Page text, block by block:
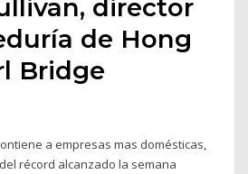
director
de Hong
Bridge
a empresas mas domésticas,
récord alcanzado la semana